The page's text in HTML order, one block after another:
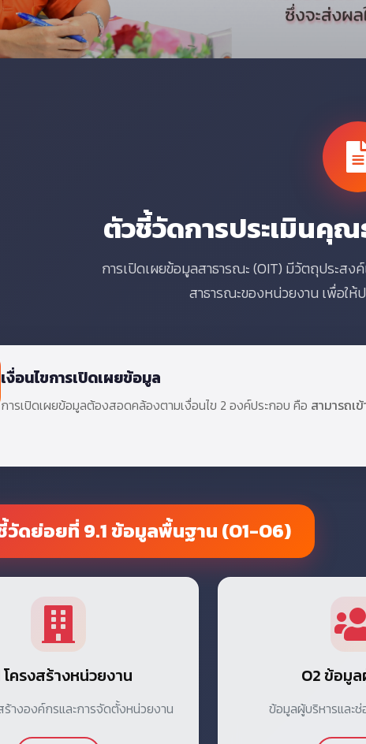
ตัวชี้วัดการประเมินคุณ
การเปิดเผยข้อมูลสาธารณะ (OIT) มีวัตถุประสง
สาธารณะของหน่วยงาน เพื่อให้
เงื่อนไขการเปิดเผยข้อมูล
การเปิดเผยข้อมูลต้องสอดคล้องตามเงื่อนไข 2 องค์ประกอบ คือ สามารถเ
วัดย่อยที่ 9.1 ข้อมูลพื้นฐาน (O1-O6)
โครงสร้างหน่วยงาน
างองค์กรและการจัดตั้งหน่วยงาน
O2 ข้อมู
ข้อมูลผู้บริหารและ